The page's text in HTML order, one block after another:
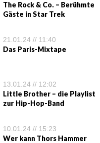
The Rock & Co. – Berühmte
Gäste in Star Trek
21.01.24 // 11:40
Das Paris-Mixtape
13.01.24 // 12:02
Little Brother – die Playlist
zur Hip-Hop-Band
10.01.24 // 15:23
Wer kann Thors Hammer